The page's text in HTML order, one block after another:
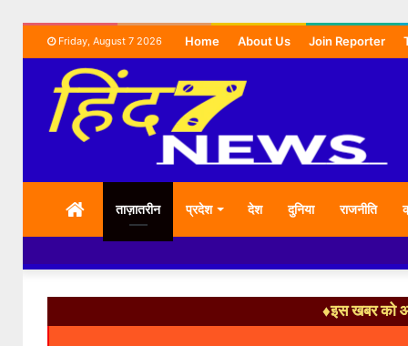
Friday, August 7 2026 Home About Us Join Reporter
HOMEताज़ातरीन प्रदेश देश दुनिया राजनीति
♦इस खबर को